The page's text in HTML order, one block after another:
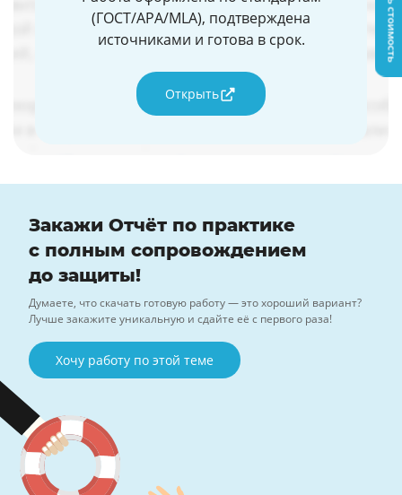
(ГОСТ/APA/MLA), подтверждена
источниками и готова в срок.
Открыть
Закажи Отчёт по практике
с полным сопровождением
до защиты!
Думаете, что скачать готовую работу — это хороший вариант?
Лучше закажите уникальную и сдайте её с первого раза!
Хочу работу по этой теме